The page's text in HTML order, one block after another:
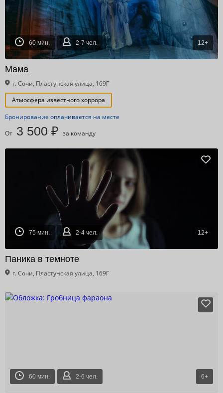
60 мин. 2-7 чел. 12+
Мама
г. Сочи, Пластунская улица, 169Г
Атмосфера известного хоррора
Бронирование оплачивается на месте
От 3 500 ₽ за команду
75 мин. 2-4 чел. 12+
Паника в темноте
г. Сочи, Пластунская улица, 169Г
60 мин. 2-6 чел. 6+